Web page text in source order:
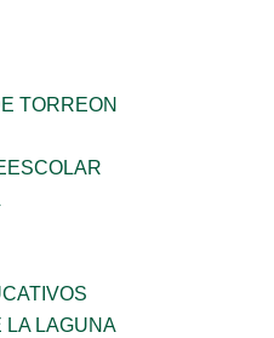
TORREON
LA LAGUNA